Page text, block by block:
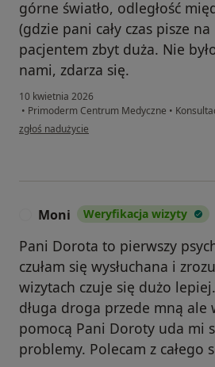
górne światło, odległość
(gdzie pani cały czas pisze
pacjentem zbyt duża. Nie
nami, zdarza się.
10 kwietnia 2026
• Primoderm Centrum Medyczne •
w opinii użytkownika OK
zgłoś nadużycie
Moni Weryfikacja wizyty
Pani Dorota to pierwszy
czułam się wysłuchana i
wizytach czuje się dużo
długa droga przede mną ale
pomocą Pani Doroty uda mi
problemy. Polecam z całego